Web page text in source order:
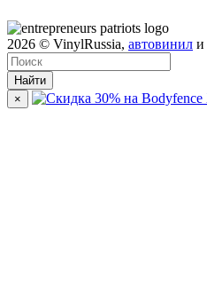
2026 © VinylRussia, автовинил и
Найти
×